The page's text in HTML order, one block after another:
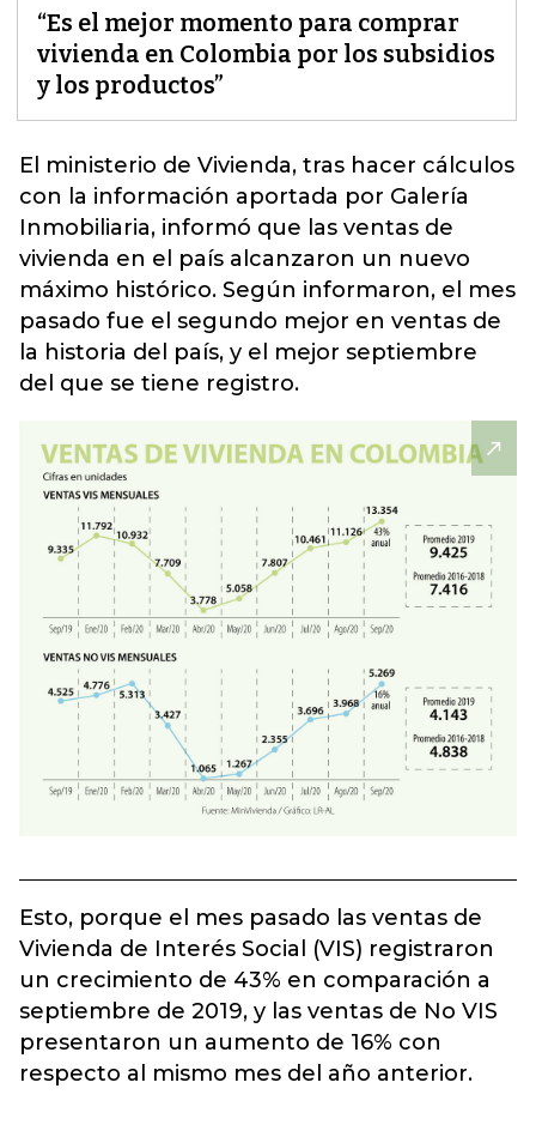
“Es el mejor momento para comprar
vivienda en Colombia por los subsidios
y los productos”
El ministerio de Vivienda, tras hacer cálculos
con la información aportada por Galería
Inmobiliaria, informó que las ventas de
vivienda en el país alcanzaron un nuevo
máximo histórico. Según informaron, el mes
pasado fue el segundo mejor en ventas de
la historia del país, y el mejor septiembre
del que se tiene registro.
Esto, porque el mes pasado las ventas de
Vivienda de Interés Social (VIS) registraron
un crecimiento de 43% en comparación a
septiembre de 2019, y las ventas de No VIS
presentaron un aumento de 16% con
respecto al mismo mes del año anterior.